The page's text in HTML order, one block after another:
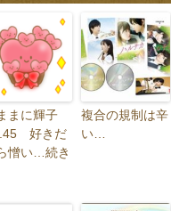
まに輝子
好きだ
憎い…続き
複合の規制は辛
い…